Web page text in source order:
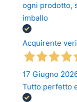
ogni prodotto,
imballo
Acquirente
17 Giugno
Tutto perfetto